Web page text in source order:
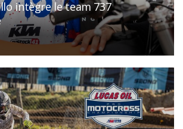
intègre le team 737